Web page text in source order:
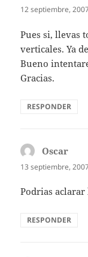
12 septiembre,
Pues si, llevas
verticales. Ya
Bueno
Gracias.
RESPONDER
Oscar
13 septiembre,
Podrias aclarar
RESPONDER